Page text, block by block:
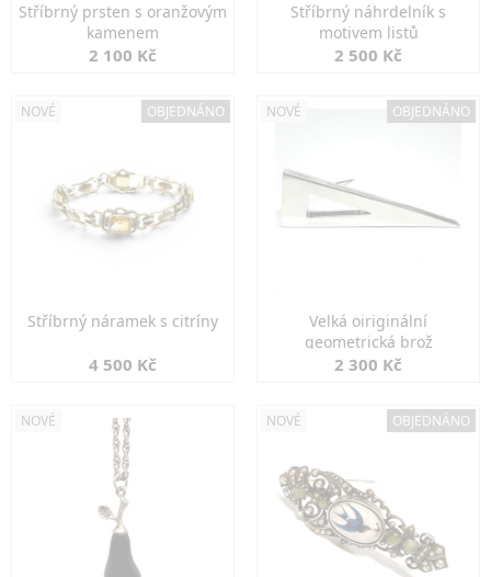
Stříbrný prsten s oranžovým
kamenem
2 100 Kč
Stříbrný náhrdelník s
motivem listů
2 500 Kč
NOVÉ OBJEDNÁNO
Stříbrný náramek s citríny
4 500 Kč
NOVÉ OBJEDNÁNO
Velká oiriginální
geometrická brož
2 300 Kč
NOVÉ NOVÉ OBJEDNÁNO